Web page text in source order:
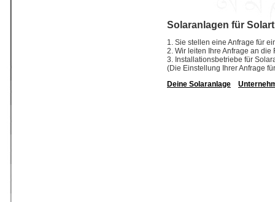
Solaranlagen für
1. Sie stellen eine Anfrage für
2. Wir leiten Ihre Anfrage an
3. Installationsbetriebe für
(Die Einstellung Ihrer Anfrage
Deine Solaranlage